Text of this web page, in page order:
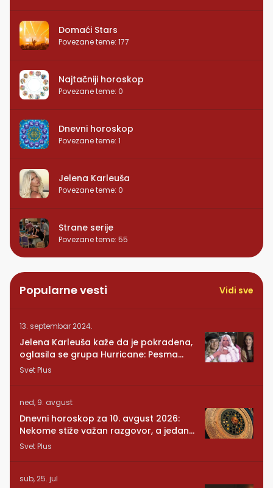
Domaći Stars
Povezane teme: 177
Najtačniji horoskop
Povezane teme: 0
Dnevni horoskop
Povezane teme: 1
Jelena Karleuša
Povezane teme: 0
Strane serije
Povezane teme: 55
Popularne vesti Vidi sve
13. septembar 2024.
Jelena Karleuša kaže da je pokradena,
oglasila se grupa Hurricane: Pesma
RUNDE je naša!
Svet Plus
ned, 9. avgust
Dnevni horoskop za 10. avgust 2026:
Nekome stiže važan razgovor, a jedan
znak mora da posluša srce
Svet Plus
sub, 25. jul